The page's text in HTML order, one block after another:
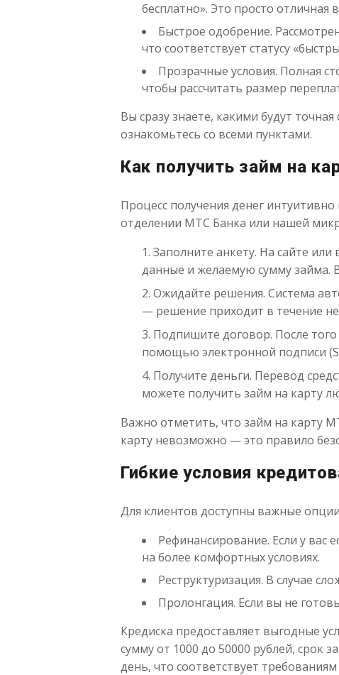
бесплатно». Это просто отличная
Быстрое одобрение.
что соответствует статусу
Прозрачные условия. Полная
чтобы рассчитать размер
Вы сразу знаете, какими будут
ознакомьтесь со всеми пунктами.
Как получить займ на
Процесс получения денег
отделении МТС Банка или нашей
Заполните анкету. На сайте
данные и желаемую сумму займа.
Ожидайте решения. Система
— решение приходит в течение
Подпишите договор. После
помощью электронной подписи
Получите деньги. Перевод
можете получить займ на карту
Важно отметить, что займ на карту
карту невозможно — это правило
Гибкие условия
Для клиентов доступны важные
Рефинансирование. Если у
на более комфортных условиях.
Реструктуризация. В случае
Пролонгация. Если вы не
Кредиска предоставляет выгодные
сумму от 1000 до 50000 рублей, срок
день, что соответствует